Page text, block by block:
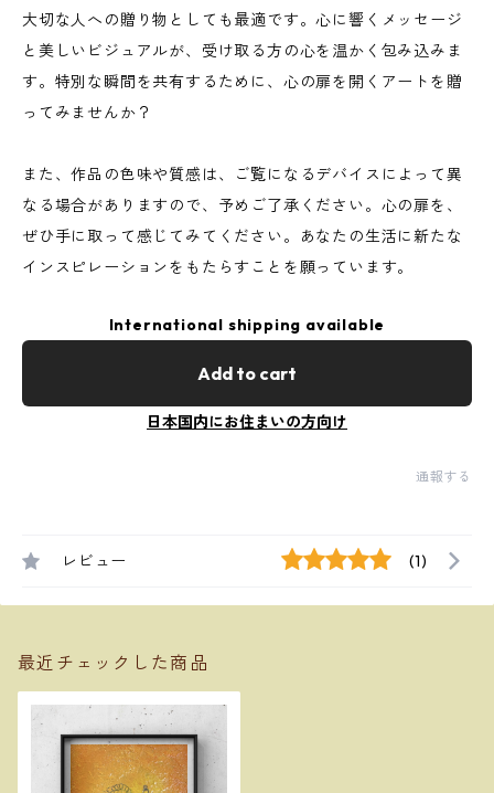
大切な人への贈り物としても最適です。心に響くメッセージ
と美しいビジュアルが、受け取る方の心を温かく包み込みま
す。特別な瞬間を共有するために、心の扉を開くアートを贈
ってみませんか？
また、作品の色味や質感は、ご覧になるデバイスによって異
なる場合がありますので、予めご了承ください。心の扉を、
ぜひ手に取って感じてみてください。あなたの生活に新たな
インスピレーションをもたらすことを願っています。
International shipping available
Add to cart
日本国内にお住まいの方向け
通報する
レビュー (1)
最近チェックした商品